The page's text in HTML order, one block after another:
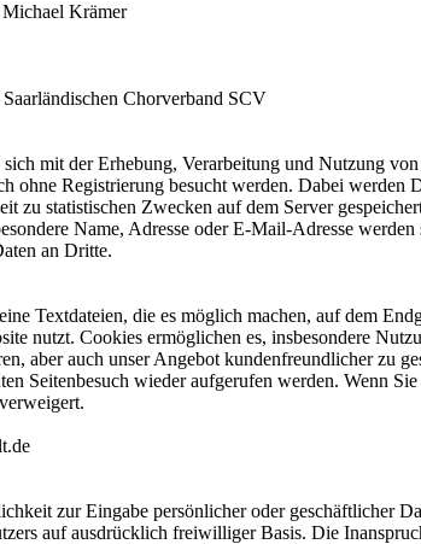
Krämer
Chorverband SCV
mit der Erhebung, Verarbeitung und Nutzung
ohne Registrierung besucht werden. Dabei werden
zu statistischen Zwecken auf dem Server
Name, Adresse oder E-Mail-Adresse
an Dritte.
Textdateien, die es möglich machen, auf dem
nutzt. Cookies ermöglichen es, insbesondere
aber auch unser Angebot kundenfreundlicher zu
Seitenbesuch wieder aufgerufen werden. Wenn
zur Eingabe persönlicher oder geschäftlicher
auf ausdrücklich freiwilliger Basis. Die